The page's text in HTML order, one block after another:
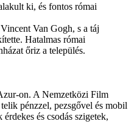
ki, és fontos római
Van Gogh, s a táj
Hatalmas római
őriz a település.
on. A Nemzetközi Film
pénzzel, pezsgővel és mobil
és csodás szigetek,